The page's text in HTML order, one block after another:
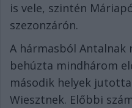
is vele, szintén
szezonzárón.
A hármasból Antalnak
behúzta mindhárom
második helyek
Wiesztnek. Előbbi